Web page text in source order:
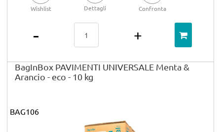
Wishlist Dettagli Confronta
BagInBox PAVIMENTI UNIVERSALE Menta &
Arancio - eco - 10 kg
BAG106